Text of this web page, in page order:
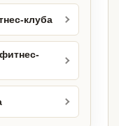
клуба